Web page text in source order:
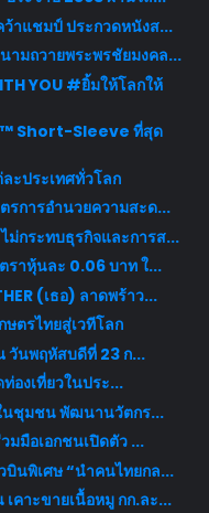
ว้าแชมป์ ประกวดหนังส...
ามถวายพระพรชัยมงคล...
YOU #ยิ้มให้โลกให้
Short-Sleeve ที่สุด
ะประเทศทั่วโลก
รการอำนวยความสะด...
ม่กระทบธุรกิจและการส...
ราหุ้นละ 0.06 บาท ใ...
(เธอ) ลาดพร้าว...
ตรไทยสู่เวทีโลก
วันพฤหัสบดีที่ 23 ก...
องเที่ยวในประ...
นชุมชน พัฒนานวัตกร...
มือเอกชนเปิดตัว ...
บินพิเศษ “นำคนไทยกล...
คาะขายเนื้อหมู กก.ละ...